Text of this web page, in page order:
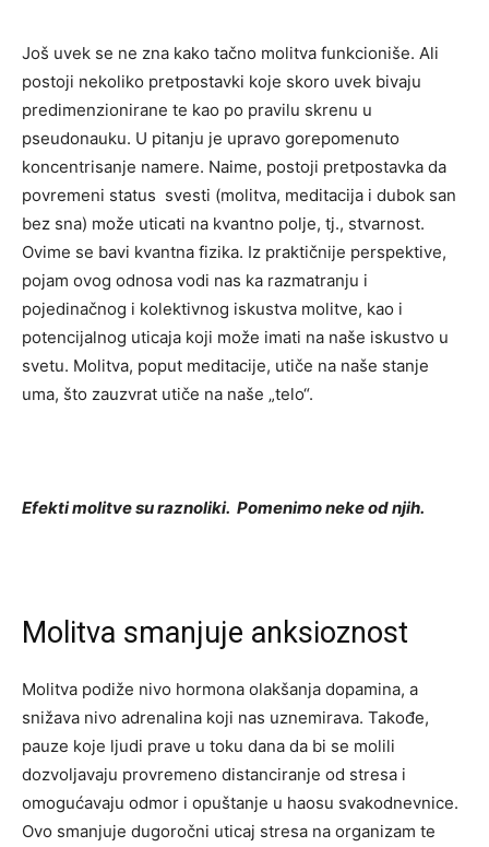
Još uvek se ne zna kako tačno molitva funkcioniše. Ali
postoji nekoliko pretpostavki koje skoro uvek bivaju
predimenzionirane te kao po pravilu skrenu u
pseudonauku. U pitanju je upravo gorepomenuto
koncentrisanje namere. Naime, postoji pretpostavka da
povremeni status svesti (molitva, meditacija i dubok san
bez sna) može uticati na kvantno polje, tj., stvarnost.
Ovime se bavi kvantna fizika. Iz praktičnije perspektive,
pojam ovog odnosa vodi nas ka razmatranju i
pojedinačnog i kolektivnog iskustva molitve, kao i
potencijalnog uticaja koji može imati na naše iskustvo u
svetu. Molitva, poput meditacije, utiče na naše stanje
uma, što zauzvrat utiče na naše „telo“.
Efekti molitve su raznoliki. Pomenimo neke od njih.
Molitva smanjuje anksioznost
Molitva podiže nivo hormona olakšanja dopamina, a
snižava nivo adrenalina koji nas uznemirava. Takođe,
pauze koje ljudi prave u toku dana da bi se molili
dozvoljavaju provremeno distanciranje od stresa i
omogućavaju odmor i opuštanje u haosu svakodnevnice.
Ovo smanjuje dugoročni uticaj stresa na organizam te